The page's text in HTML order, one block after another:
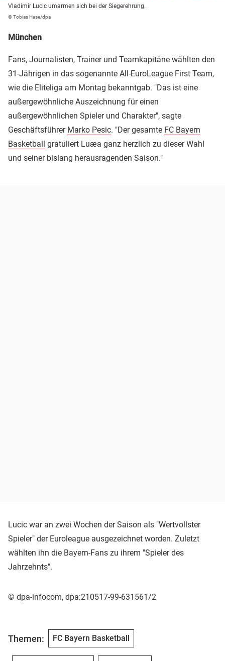
Vladimir Lucic umarmen sich bei der Siegerehrung.
© Tobias Hase/dpa
München
Fans, Journalisten, Trainer und Teamkapitäne wählten den
31-Jährigen in das sogenannte All-EuroLeague First Team,
wie die Eliteliga am Montag bekanntgab. "Das ist eine
außergewöhnliche Auszeichnung für einen
außergewöhnlichen Spieler und Charakter", sagte
Geschäftsführer Marko Pesic. "Der gesamte FC Bayern
Basketball gratuliert Luæa ganz herzlich zu dieser Wahl
und seiner bislang herausragenden Saison."
Lucic war an zwei Wochen der Saison als "Wertvollster
Spieler" der Euroleague ausgezeichnet worden. Zuletzt
wählten ihn die Bayern-Fans zu ihrem "Spieler des
Jahrzehnts".
© dpa-infocom, dpa:210517-99-631561/2
Themen: FC Bayern Basketball